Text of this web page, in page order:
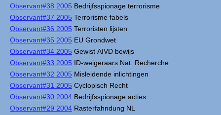
Observant#38 2005 Bedrijfsspionage terrorisme
Observant#37 2005 Terrorisme fabels
Observant#36 2005 Terroristen lijsten
Observant#35 2005 EU Grondwet
Observant#34 2005 Gewist AIVD bewijs
Observant#33 2005 ID-weigeraars Nat. Recherche
Observant#32 2005 Misleidende inlichtingen
Observant#31 2005 Cyclopisch Recht
Observant#30 2004 Bedrijfsspionage acties
Observant#29 2004 Rasterfahndung NL